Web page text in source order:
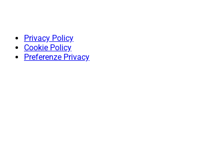
Privacy Policy
Cookie Policy
Preferenze Privacy